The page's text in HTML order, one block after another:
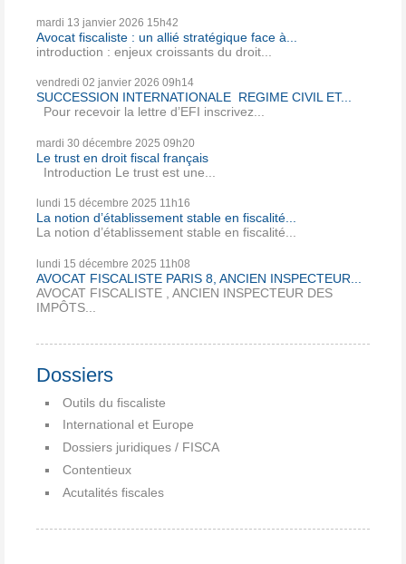
mardi 13 janvier 2026 15h42
Avocat fiscaliste : un allié stratégique face à...
introduction : enjeux croissants du droit...
vendredi 02 janvier 2026 09h14
SUCCESSION INTERNATIONALE REGIME CIVIL ET...
Pour recevoir la lettre d’EFI inscrivez...
mardi 30 décembre 2025 09h20
Le trust en droit fiscal français
Introduction Le trust est une...
lundi 15 décembre 2025 11h16
La notion d’établissement stable en fiscalité...
La notion d’établissement stable en fiscalité...
lundi 15 décembre 2025 11h08
AVOCAT FISCALISTE PARIS 8, ANCIEN INSPECTEUR...
AVOCAT FISCALISTE , ANCIEN INSPECTEUR DES
IMPÔTS...
Dossiers
Outils du fiscaliste
International et Europe
Dossiers juridiques / FISCA
Contentieux
Acutalités fiscales